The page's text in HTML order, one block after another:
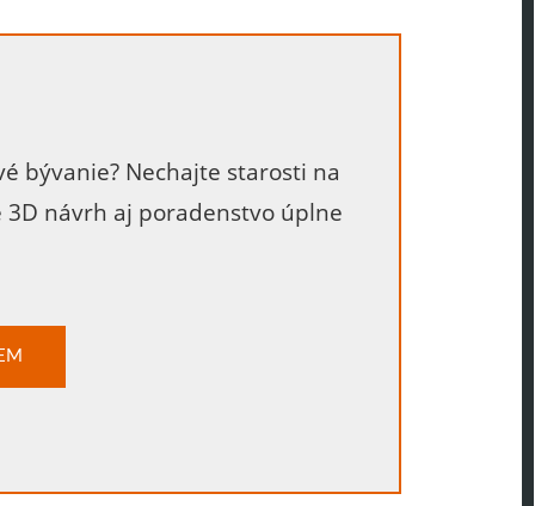
bývanie? Nechajte starosti na
3D návrh aj poradenstvo úplne